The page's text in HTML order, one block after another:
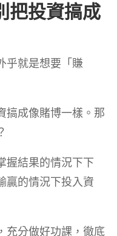
把投資搞成
乎就是想要「賺
搞成像賭博一樣。那
握結果的情況下下
贏的情況下投入資
充分做好功課，徹底